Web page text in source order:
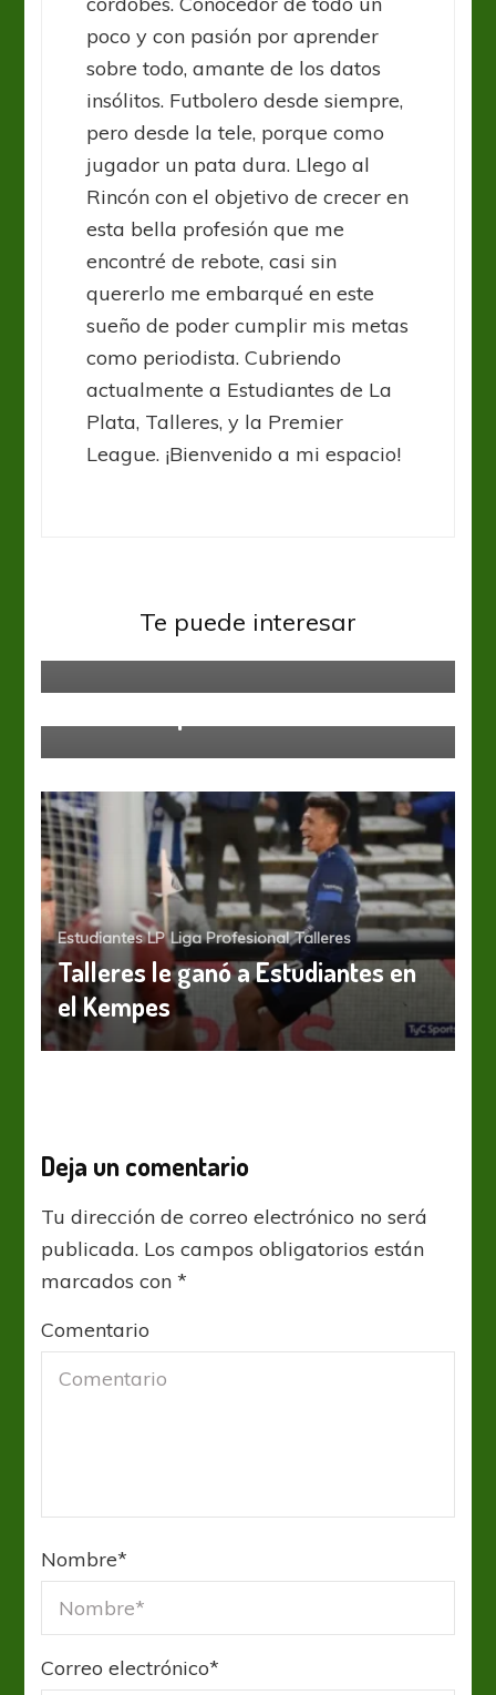
poco y con pasión por aprender
sobre todo, amante de los datos
insólitos. Futbolero desde siempre,
pero desde la tele, porque como
jugador un pata dura. Llego al
Rincón con el objetivo de crecer en
esta bella profesión que me
encontré de rebote, casi sin
quererlo me embarqué en este
sueño de poder cumplir mis metas
como periodista. Cubriendo
actualmente a Estudiantes de La
Plata, Talleres, y la Premier
League. ¡Bienvenido a mi espacio!
Te puede interesar
Talleres se empieza a copar con el
Estudiantes LP Liga Profesional Talleres
Talleres le ganó a Estudiantes en
el Kempes
Deja un comentario
Tu dirección de correo electrónico no será
publicada. Los campos obligatorios están
marcados con*
Comentario
Nombre*
Correo electrónico*